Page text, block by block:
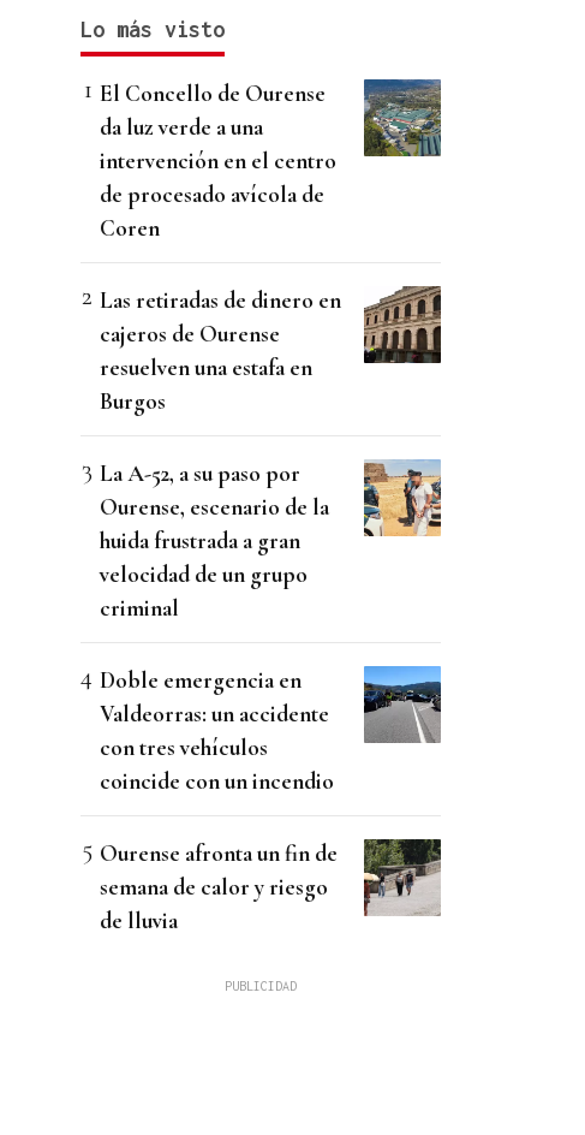
Lo más visto
El Concello de Ourense
da luz verde a una
intervención en el centro
de procesado avícola de
Coren
Las retiradas de dinero en
cajeros de Ourense
resuelven una estafa en
Burgos
La A-52, a su paso por
Ourense, escenario de la
huida frustrada a gran
velocidad de un grupo
criminal
Doble emergencia en
Valdeorras: un accidente
con tres vehículos
coincide con un incendio
Ourense afronta un fin de
semana de calor y riesgo
de lluvia